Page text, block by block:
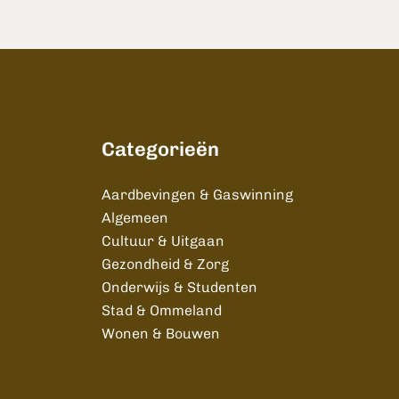
Categorieën
Aardbevingen & Gaswinning
Algemeen
Cultuur & Uitgaan
Gezondheid & Zorg
Onderwijs & Studenten
Stad & Ommeland
Wonen & Bouwen